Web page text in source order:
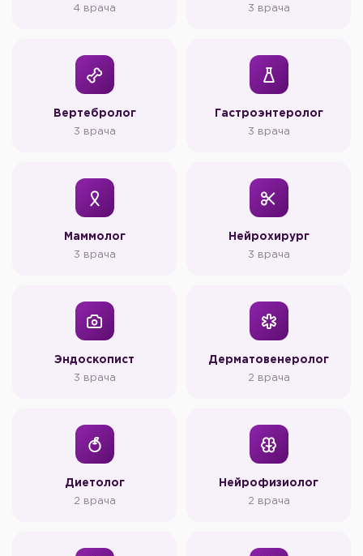
4 врача 3 врача
Вертебролог
3 врача
Гастроэнтеролог
3 врача
Маммолог
3 врача
Нейрохирург
3 врача
Эндоскопист
3 врача
Дерматовенеролог
2 врача
Диетолог
2 врача
Нейрофизиолог
2 врача